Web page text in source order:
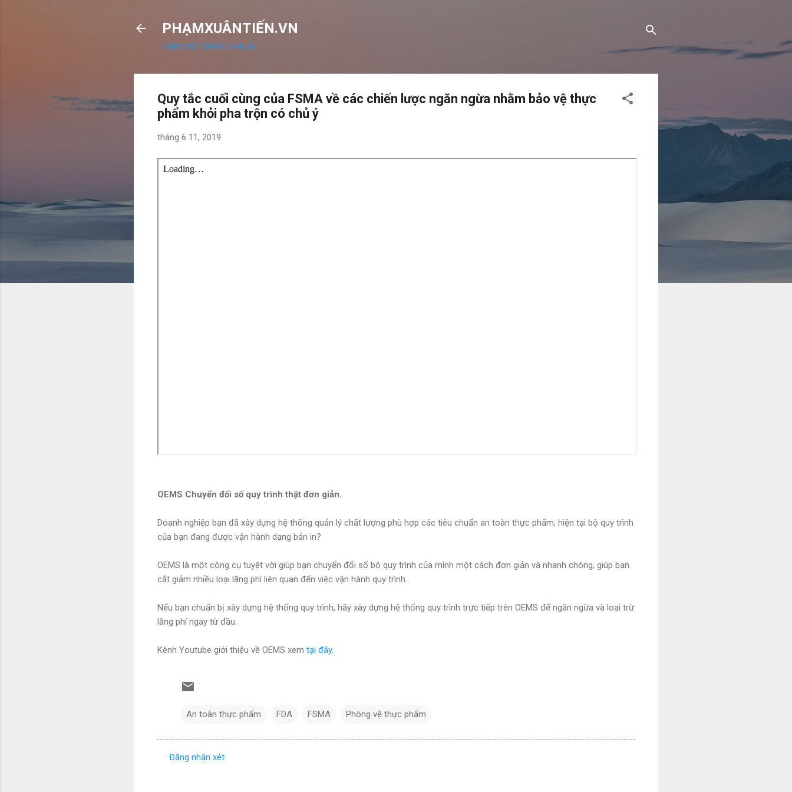
PHẠMXUÂNTIẾN.VN
ĐĂNG KÝ OEMS CHATAI
Quy tắc cuối cùng của FSMA về các chiến lược ngăn ngừa nhằm bảo vệ thực
phẩm khỏi pha trộn có chủ ý
tháng 6 11, 2019
OEMS Chuyển đổi số quy trình thật đơn giản.
Doanh nghiệp bạn đã xây dựng hệ thống quản lý chất lượng phù hợp các tiêu chuẩn an toàn thực phẩm, hiện tại bộ quy trình
của bạn đang được vận hành dạng bản in?
OEMS là một công cụ tuyệt vời giúp bạn chuyển đổi số bộ quy trình của mình một cách đơn giản và nhanh chóng, giúp bạn
cắt giảm nhiều loại lãng phí liên quan đến việc vận hành quy trình.
Nếu bạn chuẩn bị xây dựng hệ thống quy trình, hãy xây dựng hệ thống quy trình trực tiếp trên OEMS để ngăn ngừa và loại trừ
lãng phí ngay từ đầu.
Kênh Youtube giới thiệu về OEMS xem tại đây.
An toàn thực phẩm FDA FSMA Phòng vệ thực phẩm
Đăng nhận xét